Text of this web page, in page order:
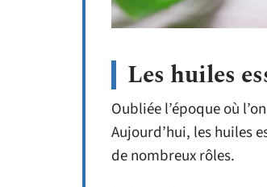
Les huiles
Oubliée l’époque où
Aujourd’hui, les huiles
de nombreux rôles.